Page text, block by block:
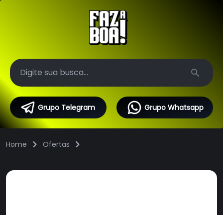
Search
Grupo Telegram Grupo Whatsapp
Home Ofertas